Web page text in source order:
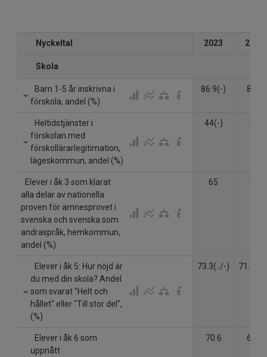
Nyckeltal 2023 2024
Skola
Barn 1-5 år inskrivna i
förskola, andel (%)
86.9(-) 86.8
Heltidstjänster i
förskolan med
förskollärarlegitimation,
lägeskommun, andel (%)
44(-) 47
Elever i åk 3 som klarat
alla delar av nationella
proven för ämnesprovet i
svenska och svenska som
andraspråk, hemkommun,
andel (%)
65
Elever i åk 5: Hur nöjd är
du med din skola? Andel
som svarat "Helt och
hållet" eller "Till stor del",
(%)
73.3(../-)
Elever i åk 6 som
uppnått
70.6 68.8